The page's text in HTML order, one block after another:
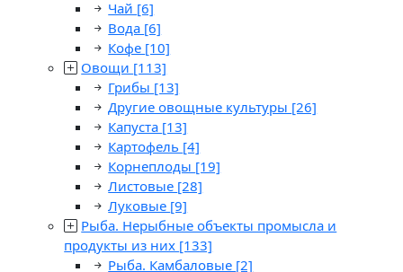
Чай [6]
Вода [6]
Кофе [10]
Овощи [113]
Грибы [13]
Другие овощные культуры [26]
Капуста [13]
Картофель [4]
Корнеплоды [19]
Листовые [28]
Луковые [9]
Рыба. Нерыбные объекты промысла и
продукты из них [133]
Рыба. Камбаловые [2]